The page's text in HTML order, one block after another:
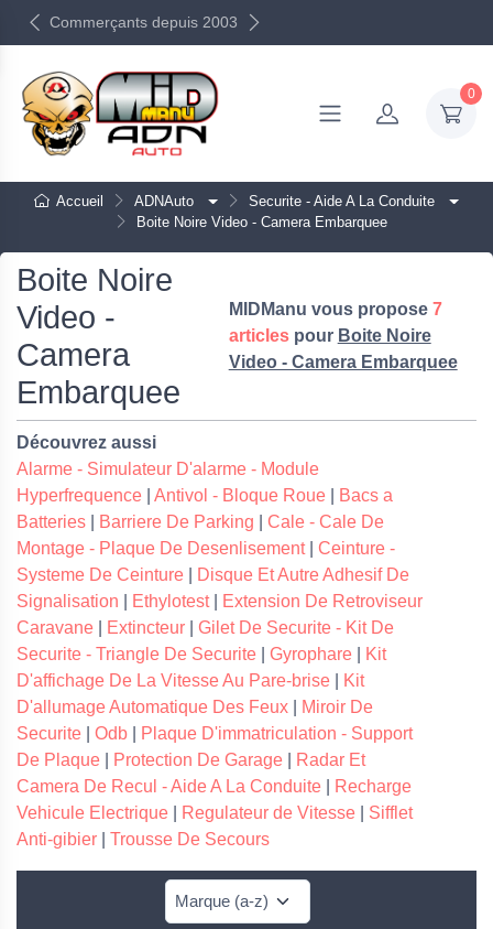
Commerçants depuis 2003
0
Accueil ADNAuto
Securite - Aide A La Conduite
Boite Noire Video - Camera Embarquee
Boite Noire
Video -
Camera
Embarquee
MIDManu vous propose 7
articlespour Boite Noire
Video - Camera Embarquee
Découvrez aussi
Alarme - Simulateur D'alarme - Module
Hyperfrequence
Antivol - Bloque Roue
Bacs a
Batteries
Barriere De Parking
Cale - Cale De
Montage - Plaque De Desenlisement| Ceinture -
Systeme De Ceinture
Disque Et Autre Adhesif De
Signalisation
Ethylotest|
Extension De Retroviseur
Caravane
Extincteur
Gilet De Securite - Kit De
Securite - Triangle De Securite
Gyrophare
Kit
D'affichage De La Vitesse Au Pare-brise
Kit
D'allumage Automatique Des Feux
Miroir De
Securite
Odb
Plaque D'immatriculation - Support
De Plaque
Protection De Garage
Radar Et
Camera De Recul - Aide A La Conduite
Recharge
Vehicule Electrique
Regulateur de Vitesse
Sifflet
Anti-gibier
Trousse De Secours